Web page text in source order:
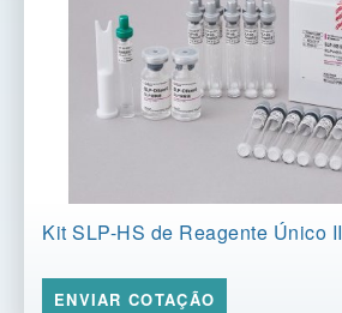
Kit SLP-HS de Reagente Único II
ENVIAR COTAÇÃO